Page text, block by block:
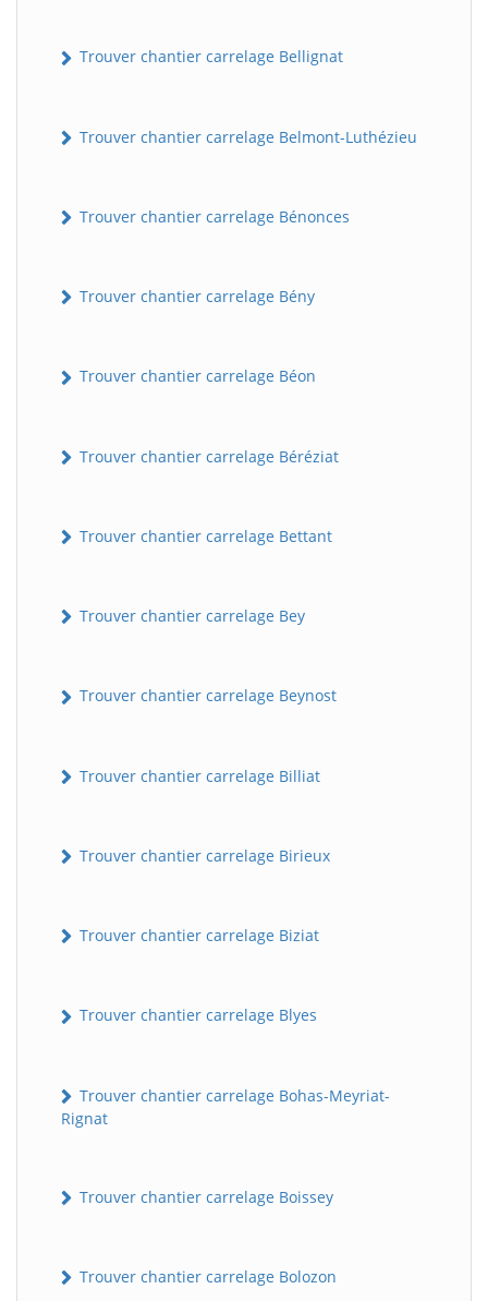
Trouver chantier carrelage Bellignat
Trouver chantier carrelage Belmont-Luthézieu
Trouver chantier carrelage Bénonces
Trouver chantier carrelage Bény
Trouver chantier carrelage Béon
Trouver chantier carrelage Béréziat
Trouver chantier carrelage Bettant
Trouver chantier carrelage Bey
Trouver chantier carrelage Beynost
Trouver chantier carrelage Billiat
Trouver chantier carrelage Birieux
Trouver chantier carrelage Biziat
Trouver chantier carrelage Blyes
Trouver chantier carrelage Bohas-Meyriat-
Rignat
Trouver chantier carrelage Boissey
Trouver chantier carrelage Bolozon